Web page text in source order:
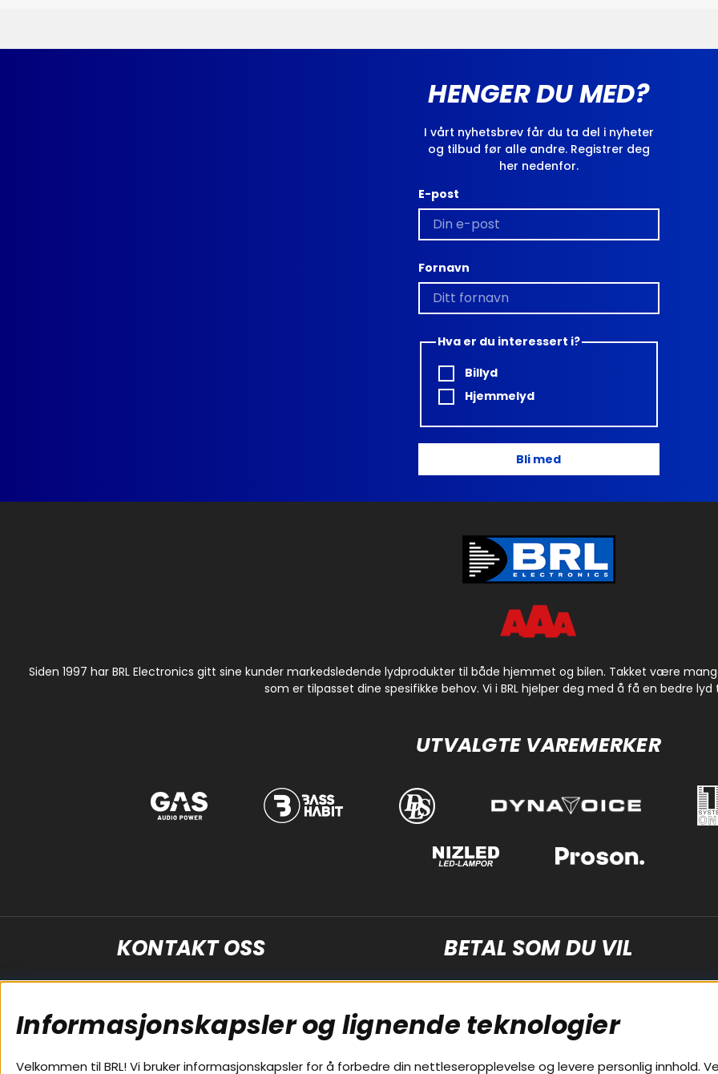
HENGER DU MED?
I vårt nyhetsbrev får du ta del i nyheter
og tilbud før alle andre. Registrer deg
her nedenfor.
E-post
Fornavn
Hva er du interessert i?
Billyd
Hjemmelyd
Bli med
Siden 1997 har BRL Electronics gitt sine kunder markedsledende lydprodukter til både hjemmet og bilen. Takket være
som er tilpasset dine spesifikke behov. Vi i BRL hjelper deg med å få en bedre lyd
UTVALGTE VAREMERKER
KONTAKT OSS
+4619-206750
support@brlelectronics.no
BETAL SOM DU VIL
Informasjonskapsler og lignende teknologier
Velkommen til BRL! Vi bruker informasjonskapsler for å forbedre din nettleseropplevelse og levere personlig innhold.